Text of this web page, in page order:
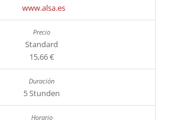
www.alsa.es
Standard
15,66 €
5 Stunden